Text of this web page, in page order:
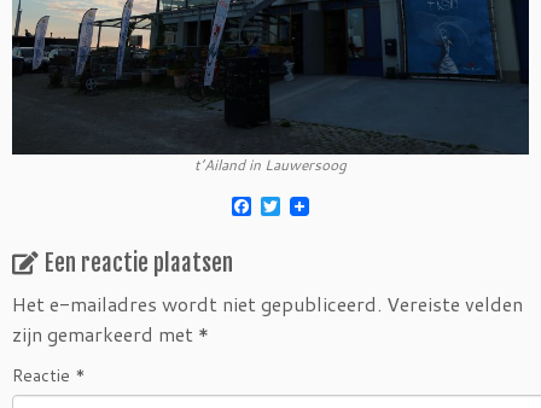
t’Ailand in Lauwersoog
F
o
T
w
e
r
Een reactie plaatsen
Het e-mailadres wordt niet gepubliceerd. Vereiste velden
zijn gemarkeerd met *
Reactie *